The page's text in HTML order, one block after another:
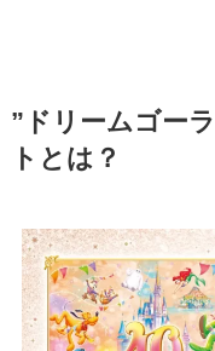
”ドリームゴー
トとは？